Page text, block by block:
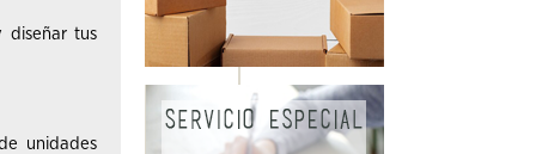
diseñar tus
unidades